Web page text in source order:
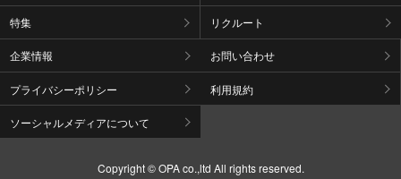
特集 リクルート
企業情報 お問い合わせ
プライバシーポリシー 利用規約
ソーシャルメディアについて
Copyright © OPA co.,ltd All rights reserved.